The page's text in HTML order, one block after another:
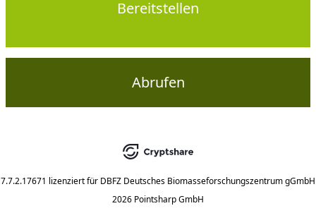
Bereitstellen
Abrufen
7.7.2.17671 lizenziert für DBFZ Deutsches Biomasseforschungszentrum gGmbH
2026 Pointsharp GmbH